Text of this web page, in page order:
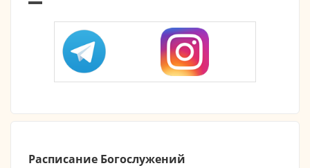
Расписание Богослужений